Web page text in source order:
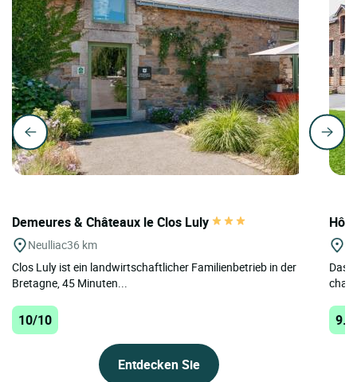
Demeures & Châteaux le Clos Luly
Neulliac36 km
Clos Luly ist ein landwirtschaftlicher Familienbetrieb in der
Bretagne, 45 Minuten...
10/10
Entdecken Sie
Das